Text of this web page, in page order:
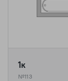
1к
№113